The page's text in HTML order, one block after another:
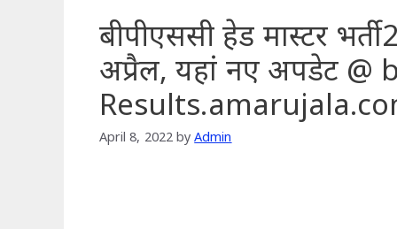
बीपीएससी हेड मास्टर
अप्रैल, यहां नए अपडेट @
April 8, 2022 byAdmin